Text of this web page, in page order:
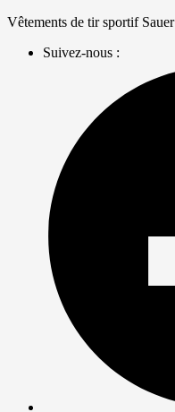
Skip
content
Vêtements de tir sportif Sauer
Suivez-nous :